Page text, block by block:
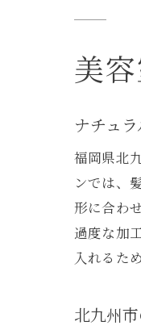
美
ナチュ
福岡県北
ンでは、
形に合わ
過度な加
入れるた
北九州